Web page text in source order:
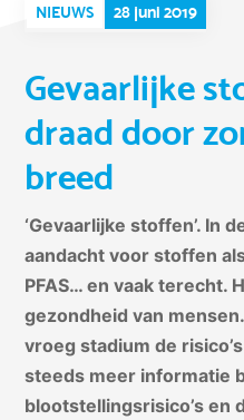
NIEUWS 28 juni 2019
Gevaarlijke
draad door
breed
‘Gevaarlijke stoffen’. In
aandacht voor stoffen
PFAS… en vaak terecht.
gezondheid van
vroeg stadium de
steeds meer informatie
blootstellingsrisico’s en